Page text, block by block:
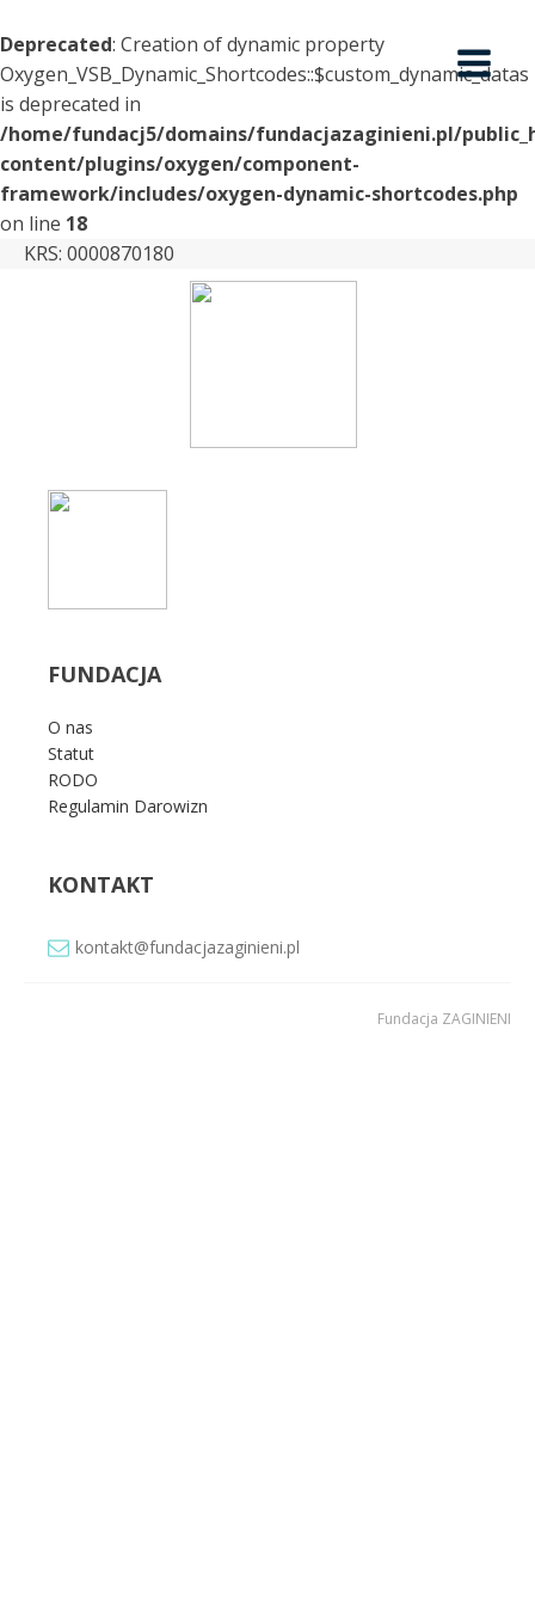
Deprecated: Creation of dynamic property
Oxygen_VSB_Dynamic_Shortcodes::$custom_dynamic_datas
is deprecated in
/home/fundacj5/domains/fundacjazaginieni.pl/
content/plugins/oxygen/component-
framework/includes/oxygen-dynamic-shortcodes.php
on line 18
KRS: 0000870180
FUNDACJA
O nas
Statut
RODO
Regulamin Darowizn
KONTAKT
kontakt@fundacjazaginieni.pl
Fundacja ZAGINIENI